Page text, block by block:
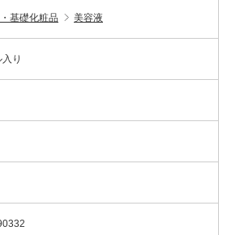
基礎化粧品 美容液
り